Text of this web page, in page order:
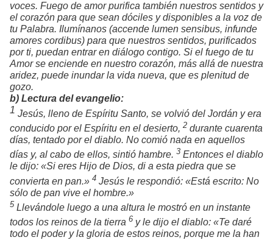
voces. Fuego de amor purifica también nuestros sentidos y
el corazón para que sean dóciles y disponibles a la voz de
tu Palabra. Ilumínanos (accende lumen sensibus, infunde
amores cordibus) para que nuestros sentidos, purificados
por ti, puedan entrar en diálogo contigo. Si el fuego de tu
Amor se enciende en nuestro corazón, más allá de nuestra
aridez, puede inundar la vida nueva, que es plenitud de
gozo.
b) Lectura del evangelio:
1 Jesús, lleno de Espíritu Santo, se volvió del Jordán y era
conducido por el Espíritu en el desierto, 2 durante cuarenta
días, tentado por el diablo. No comió nada en aquellos
días y, al cabo de ellos, sintió hambre. 3 Entonces el diablo
le dijo: «Si eres Hijo de Dios, di a esta piedra que se
convierta en pan.» 4 Jesús le respondió: «Está escrito: No
sólo de pan vive el hombre.»
5 Llevándole luego a una altura le mostró en un instante
todos los reinos de la tierra 6 y le dijo el diablo: «Te daré
todo el poder y la gloria de estos reinos, porque me la han